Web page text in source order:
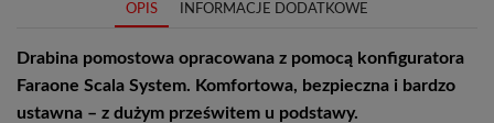
OPIS INFORMACJE DODATKOWE
Drabina pomostowa opracowana z pomocą konfiguratora
Faraone Scala System. Komfortowa, bezpieczna i bardzo
ustawna – z dużym prześwitem u podstawy.